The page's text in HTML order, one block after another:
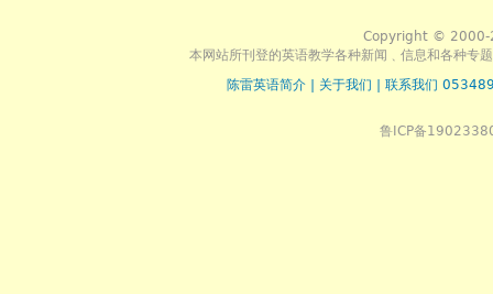
Copyright © 2000-
本网站所刊登的英语教学各种新闻﹑信息和各种专
陈雷英语简介
关于我们 联系我们
鲁ICP备